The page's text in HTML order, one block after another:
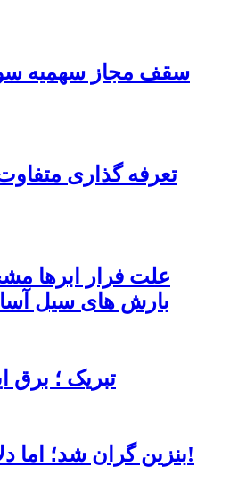
سقف مجاز سهمیه
تعرفه‌ گذاری
علت فرار ابرها
بارش های سیل
تبریک ؛ برق
بنزین گران شد؛ اما دلار حتی پلک هم نزد!